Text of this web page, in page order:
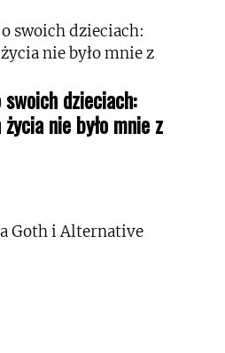
dzieciach:
nie było mnie z